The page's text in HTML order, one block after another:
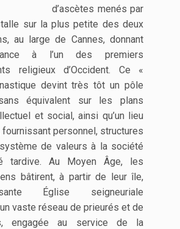
d’ascètes menés par
sur la plus petite des deux
au large de Cannes, donnant
à l’un des premiers
religieux d’Occident. Ce «
devint très tôt un pôle
équivalent sur les plans
et social, ainsi qu’un lieu
fournissant personnel, structures
de valeurs à la société
tardive. Au Moyen Âge, les
bâtirent, à partir de leur île,
Église seigneuriale
vaste réseau de prieurés et de
engagée au service de la